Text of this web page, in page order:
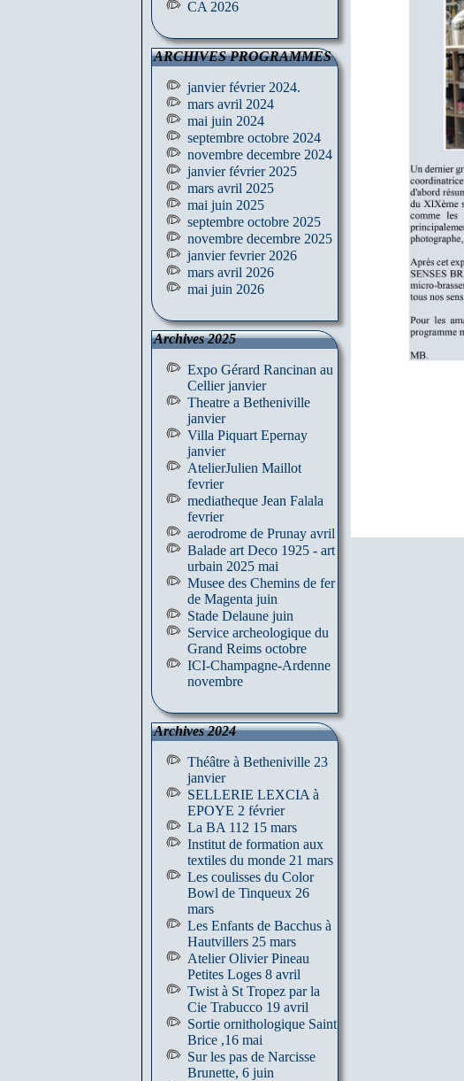
CA 2026
ARCHIVES PROGRAMMES
janvier février 2024.
mars avril 2024
mai juin 2024
septembre octobre 2024
novembre decembre 2024
janvier février 2025
mars avril 2025
mai juin 2025
septembre octobre 2025
novembre decembre 2025
janvier fevrier 2026
mars avril 2026
mai juin 2026
Archives 2025
Expo Gérard Rancinan au
Cellier janvier
Theatre a Betheniville
janvier
Villa Piquart Epernay
janvier
AtelierJulien Maillot
fevrier
mediatheque Jean Falala
fevrier
aerodrome de Prunay avril
Balade art Deco 1925 - art
urbain 2025 mai
Musee des Chemins de fer
de Magenta juin
Stade Delaune juin
Service archeologique du
Grand Reims octobre
ICI-Champagne-Ardenne
novembre
Archives 2024
Théâtre à Betheniville 23
janvier
SELLERIE LEXCIA à
EPOYE 2 février
La BA 112 15 mars
Institut de formation aux
textiles du monde 21 mars
Les coulisses du Color
Bowl de Tinqueux 26
mars
Les Enfants de Bacchus à
Hautvillers 25 mars
Atelier Olivier Pineau
Petites Loges 8 avril
Twist à St Tropez par la
Cie Trabucco 19 avril
Sortie ornithologique Saint
Brice ,16 mai
Sur les pas de Narcisse
Brunette, 6 juin